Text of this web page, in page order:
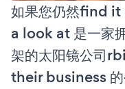
如果您仍然find
a look at 是一家
架的太阳镜公司
their business 的